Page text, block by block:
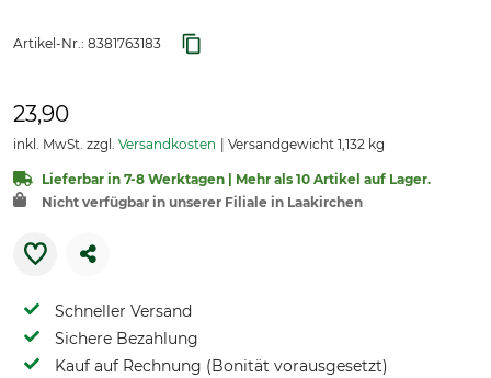
Artikel-Nr.: 8381763183
23,90
inkl. MwSt. zzgl. Versandkosten Versandgewicht 1,132 kg
Lieferbar in 7-8 Werktagen | Mehr als 10 Artikel auf Lager.
Nicht verfügbar in unserer Filiale in Laakirchen
Schneller Versand
Sichere Bezahlung
Kauf auf Rechnung (Bonität vorausgesetzt)